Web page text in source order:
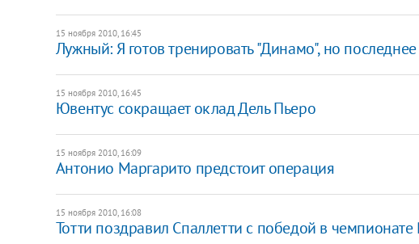
15 ноября 2010, 16:45
Лужный: Я готов тренировать "Динамо", но
15 ноября 2010, 16:45
Ювентус сокращает оклад Дель Пьеро
15 ноября 2010, 16:09
Антонио Маргарито предстоит операция
15 ноября 2010, 16:08
Тотти поздравил Спаллетти с победой в чемпионате